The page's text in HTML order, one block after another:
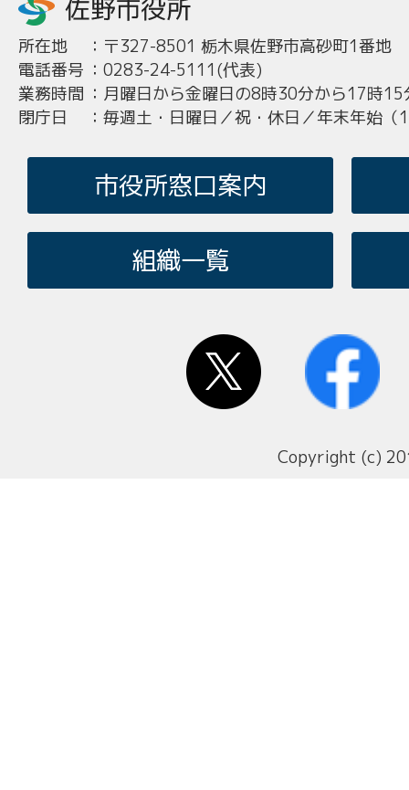
所在地 ： 〒327-8501 栃木県佐野市高砂町1番地
電話番号 ： 0283-24-5111(代表)
業務時間 ： 月曜日から金曜日の8時30分から17時15
閉庁日
： 毎週土・日曜日／祝・休日／年末年始
市役所窓口案内
組織一覧
Copyright (c)